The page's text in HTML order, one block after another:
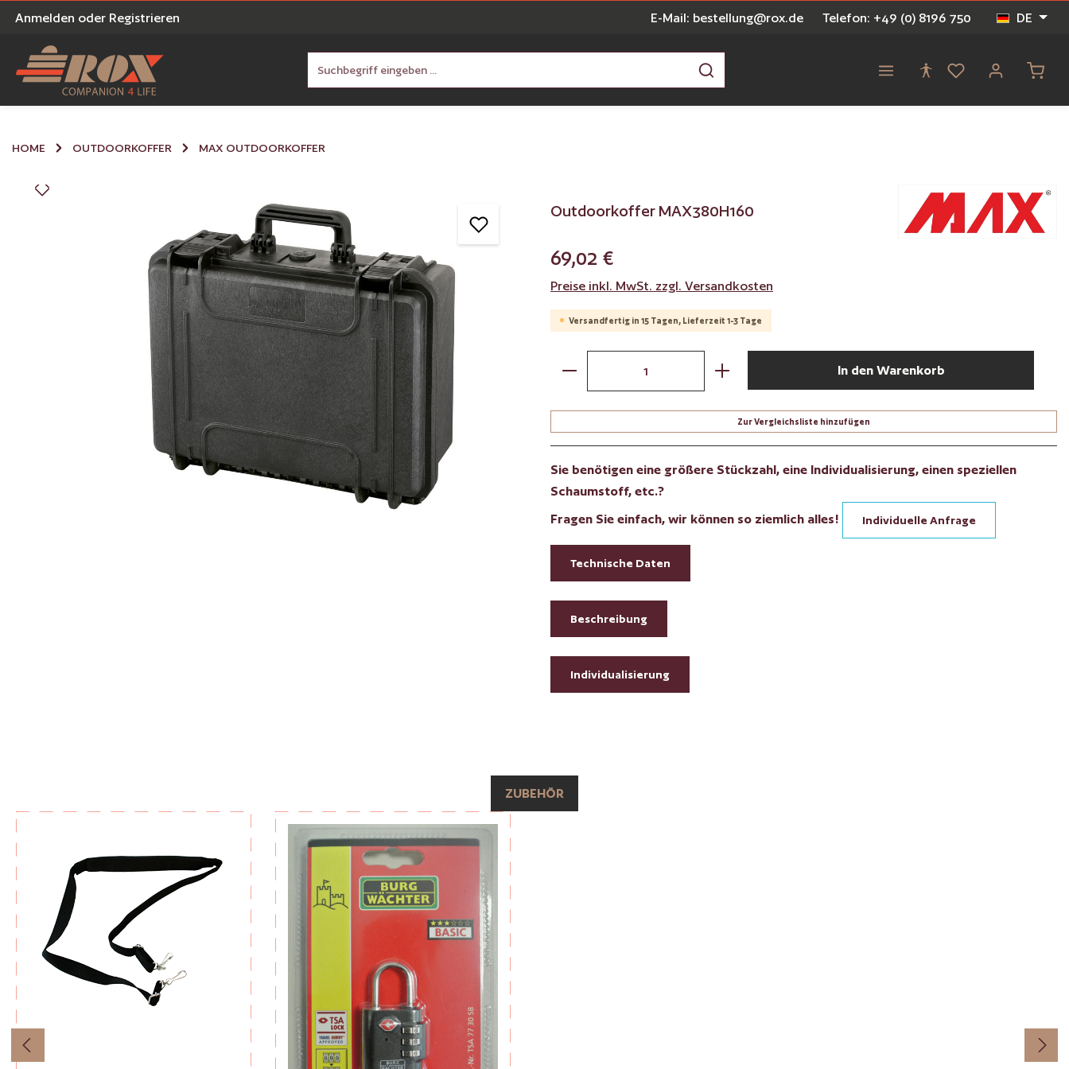
Zur Suche springen
Anmelden oder Registrieren E-Mail: bestellung@rox.de Telefon: +49 (0) 8196 750 DE
HOME OUTDOORKOFFER MAX OUTDOORKOFFER
Bildergalerie überspringen
Outdoorkoffer MAX380H160
69,02 €
Preise inkl. MwSt. zzgl. Versandkosten
Versandfertig in 15 Tagen, Lieferzeit 1-3 Tage
Produkt Anzahl: Gib den gewünschten Wert ein oder benutze die
In den Warenkorb
Zur Vergleichsliste hinzufügen
Sie benötigen eine größere Stückzahl, eine Individualisierung, einen speziellen
Schaumstoff, etc.?
Fragen Sie einfach, wir können so ziemlich alles!
Individuelle Anfrage
Technische Daten
Beschreibung
Individualisierung
ZUBEHÖR
Produktgalerie überspringen